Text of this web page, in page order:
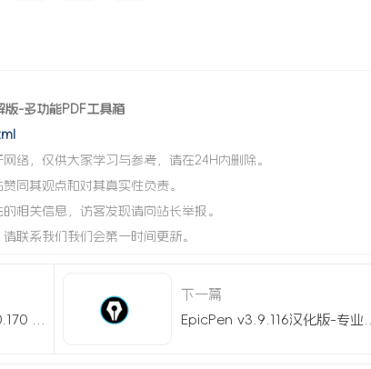
-多功能PDF工具箱
络，仅供大家学习与参考，请在24H内删除。
同其观点和对其真实性负责。
相关信息，访客发现请向站长举报。
联系我们我们会第一时间更新。
下一篇